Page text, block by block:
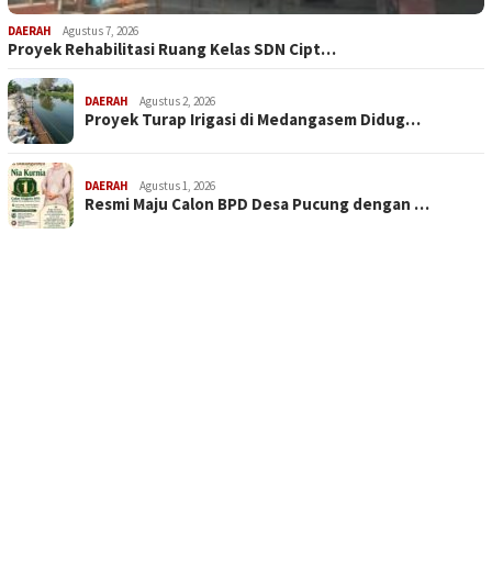
DAERAH Agustus 7, 2026
Proyek Rehabilitasi Ruang Kelas SDN Cipt…
DAERAH Agustus 2, 2026
Proyek Turap Irigasi di Medangasem Didug…
DAERAH Agustus 1, 2026
Resmi Maju Calon BPD Desa Pucung dengan …